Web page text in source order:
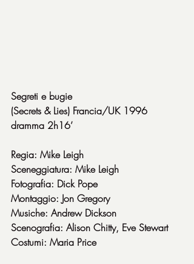
Segreti e bugie
(Secrets & Lies) Francia/UK 1996
dramma 2h16’
Regia: Mike Leigh
Sceneggiatura: Mike Leigh
Fotografia: Dick Pope
Montaggio: Jon Gregory
Musiche: Andrew Dickson
Scenografia: Alison Chitty, Eve Stewart
Costumi: Maria Price